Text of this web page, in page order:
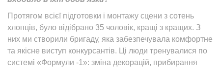
Протягом всієї підготовки і монтажу сцени з сотень
хлопців, було відібрано 35 чоловік, кращі з кращих. З
них ми створили бригаду, яка забезпечувала комфортне
та якісне виступ конкурсантів. Ці люди тренувалися по
системі «Формули -1»: зміна декорацій, прибирання